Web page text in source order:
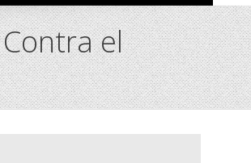
el